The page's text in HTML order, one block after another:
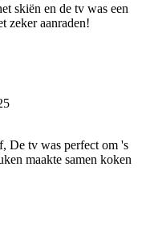
skiën en de tv was een
zeker aanraden!
De tv was perfect om 's
maakte samen koken